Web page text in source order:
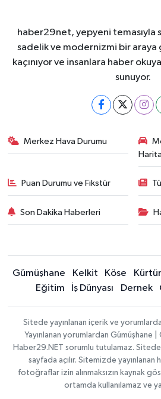
haber29net, yepyeni temasıyla
sadelik ve modernizmi bir
kaçınıyor ve insanlara haber
sunuyor.
Merkez Hava Durumu
Puan Durumu ve Fikstür
Son Dakika Haberleri
Gümüşhane Kelkit Köse
Eğitim
İş Dünyası Dernek
Sitede yayınlanan içerik ve
Yayınlanan yorumlardan Gümüşhane |
Haber29.NET sorumlu tutulamaz.
sayfada açılır. Sitemizde yayınlanan
fotoğraflar izin alınmaksızın kaynak
ortamda kullanılamaz ve